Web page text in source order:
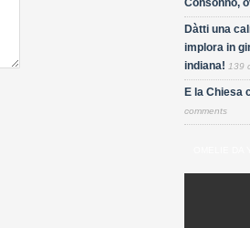
Consonno,
Dàtti una
implora in
indiana! 139
E la Chiesa
comments